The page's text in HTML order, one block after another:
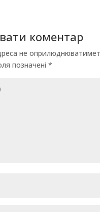
коментар
не
позначені *